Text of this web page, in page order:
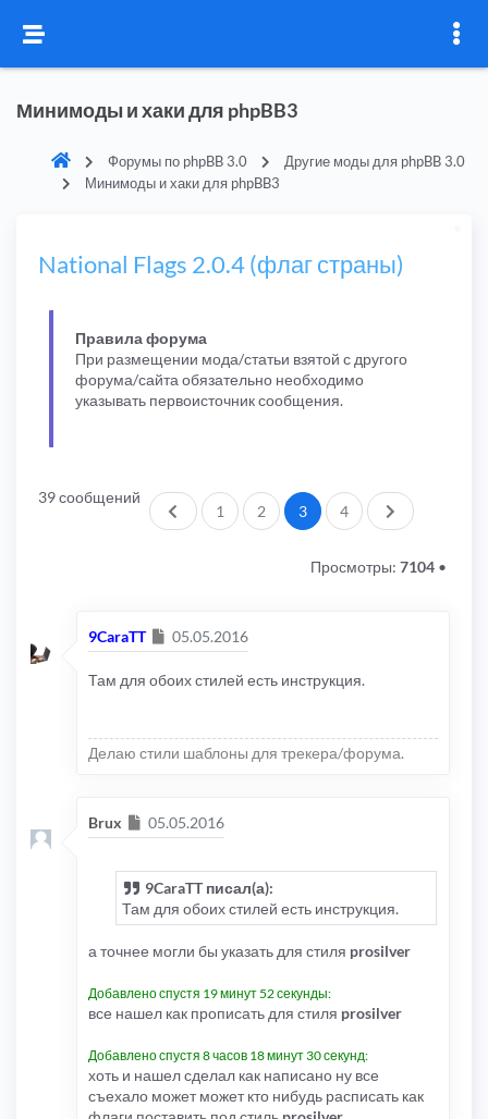
Минимоды и хаки для phpBB3
Форумы по phpBB 3.0
Другие моды для phpBB 3.0
Минимоды и хаки для phpBB3
National Flags 2.0.4 (флаг страны)
Правила форума
При размещении мода/статьи взятой с другого
форума/сайта обязательно необходимо
указывать первоисточник сообщения.
39 сообщений
Пред.1 2 3 4 След.
Просмотры: 7104 •
9CaraTT Сообщение
05.05.2016
Там для обоих стилей есть инструкция.
Делаю стили шаблоны для трекера/форума.
Brux Сообщение
05.05.2016
9CaraTT писал(а):
Там для обоих стилей есть инструкция.
а точнее могли бы указать для стиля prosilver
Добавлено спустя 19 минут 52 секунды:
все нашел как прописать для стиля prosilver
Добавлено спустя 8 часов 18 минут 30 секунд:
хоть и нашел сделал как написано ну все
съехало может может кто нибудь расписать как